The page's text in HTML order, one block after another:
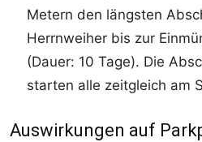
Metern den längsten
Herrnweiher bis zur
(Dauer: 10 Tage). Die
starten alle zeitgleich am
Auswirkungen auf